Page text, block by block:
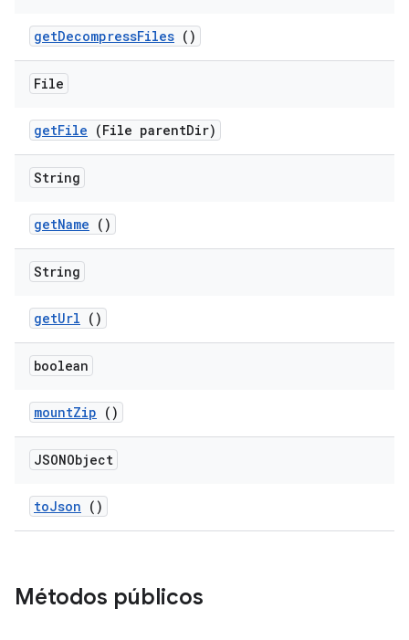
getDecompressFiles ()
File
getFile (File parentDir)
String
getName ()
String
getUrl ()
boolean
mountZip ()
JSONObject
toJson ()
Métodos públicos